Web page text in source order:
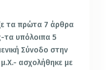
τα πρώτα 7 άρθρα
τα υπόλοιπα 5
Σύνοδο στην
ασχολήθηκε με